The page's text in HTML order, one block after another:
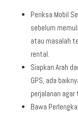
Periksa Mobil
sebelum
atau masalah
rental.
Siapkan Arah
GPS, ada
perjalanan
Bawa